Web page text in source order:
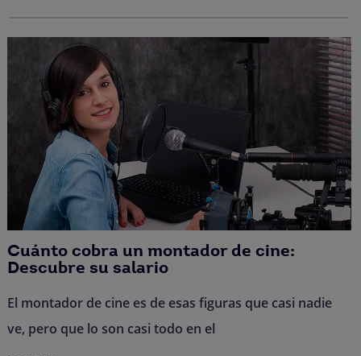
Cuánto cobra un montador de cine:
Descubre su salario
El montador de cine es de esas figuras que casi nadie
ve, pero que lo son casi todo en el